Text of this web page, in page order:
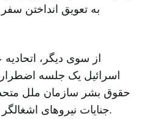
به تعویق انداختن
از سوی دیگر،
اسرائیل یک جلسه
حقوق بشر سازمان ملل
جنایات نیروهای اشغالگر جلسه مشابهی برگزار کند.